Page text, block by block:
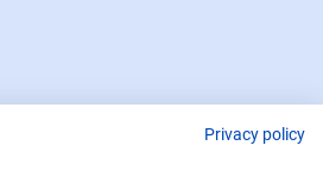
Privacy policy